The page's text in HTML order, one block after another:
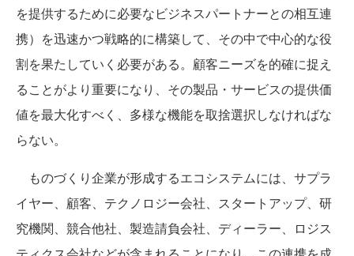
を提供するために必要なビジネスパートナーとの相互連
携）を迅速かつ戦略的に構築して、その中で中心的な役
割を果たしていく必要がある。顧客ニーズを的確に捉え
ることがより重要になり、その製品・サービスの提供価
値を最大化すべく、多様な機能を取捨選択しなければな
らない。
ものづくり企業が形成するエコシステムには、サプラ
イヤー、顧客、テクノロジー会社、スタートアップ、研
究機関、競合他社、製造請負会社、ディーラー、ロジス